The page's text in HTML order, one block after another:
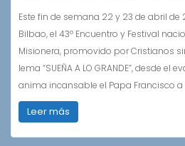
Este fin de semana 22 y 23 de abril de
Bilbao, el 43º Encuentro y Festival
Misionera, promovido por Cristianos
lema “SUEÑA A LO GRANDE”, desde el
anima incansable el Papa Francisco a
Leer más